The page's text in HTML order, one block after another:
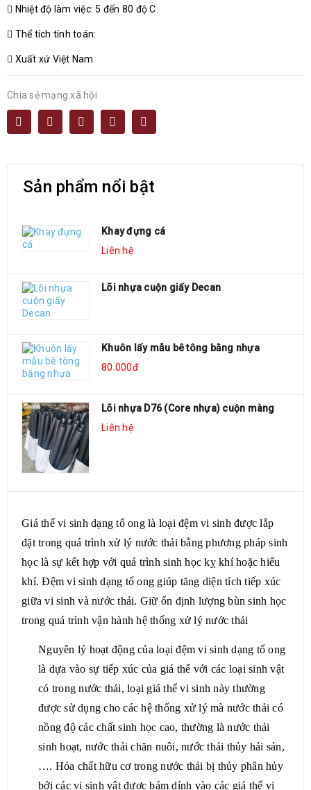
Nhiệt độ làm việc: 5 đến 80 độ C.
Thể tích tính toán:
Xuất xứ Việt Nam
Chia sẻ mạng xã hội
Sản phẩm nổi bật
Khay đựng cá
Liên hệ
Lõi nhựa cuộn giấy Decan
Khuôn lấy mẫu bê tông bằng nhựa
80.000đ
Lõi nhựa D76 (Core nhựa) cuộn màng
Liên hệ
Giá thể vi sinh dạng tổ ong là loại đệm vi sinh được lắp
đặt trong quá trình xử lý nước thải bằng phương pháp sinh
học là sự kết hợp với quá trình sinh học kỵ khí hoặc hiếu
khí. Đệm vi sinh dạng tổ ong giúp tăng diện tích tiếp xúc
giữa vi sinh và nước thải. Giữ ổn định lượng bùn sinh học
trong quá trình vận hành hệ thống xử lý nước thải
Nguyên lý hoạt động của loại đệm vi sinh dạng tổ ong
là dựa vào sự tiếp xúc của giá thể với các loại sinh vật
có trong nước thải, loại giá thể vi sinh này thường
được sử dụng cho các hệ thống xử lý mà nước thải có
nồng độ các chất sinh học cao, thường là nước thải
sinh hoạt, nước thải chăn nuôi, nước thải thủy hải sản,
…. Hóa chất hữu cơ trong nước thải bị thủy phân hủy
bới các vi sinh vật được bám dính vào các giá thể vi